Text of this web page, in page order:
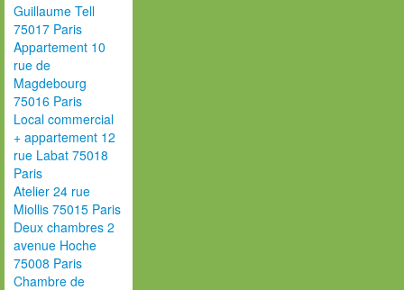
Guillaume Tell
75017 Paris
Appartement 10
rue de
Magdebourg
75016 Paris
Local commercial
+ appartement 12
rue Labat 75018
Paris
Atelier 24 rue
Miollis 75015 Paris
Deux chambres 2
avenue Hoche
75008 Paris
Chambre de